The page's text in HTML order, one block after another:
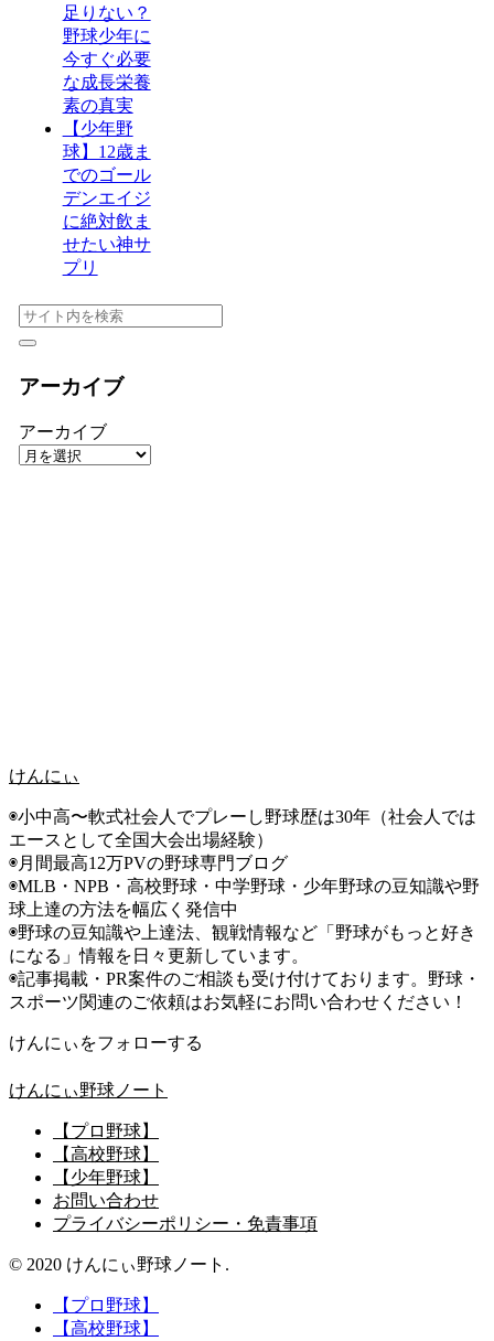
足りない？
野球少年に
今すぐ必要
な成長栄養
素の真実
【少年野
球】12歳ま
でのゴール
デンエイジ
に絶対飲ま
せたい神サ
プリ
アーカイブ
アーカイブ
けんにぃ
◉小中高〜軟式社会人でプレーし野球歴は30年（社会人では
エースとして全国大会出場経験）
◉月間最高12万PVの野球専門ブログ
◉MLB・NPB・高校野球・中学野球・少年野球の豆知識や野
球上達の方法を幅広く発信中
◉野球の豆知識や上達法、観戦情報など「野球がもっと好き
になる」情報を日々更新しています。
◉記事掲載・PR案件のご相談も受け付けております。野球・
スポーツ関連のご依頼はお気軽にお問い合わせください！
けんにぃをフォローする
けんにぃ野球ノート
【プロ野球】
【高校野球】
【少年野球】
お問い合わせ
プライバシーポリシー・免責事項
© 2020 けんにぃ野球ノート.
【プロ野球】
【高校野球】